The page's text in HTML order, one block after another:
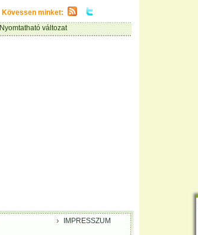
Kövessen minket:
Nyomtatható változat
IMPRESSZUM